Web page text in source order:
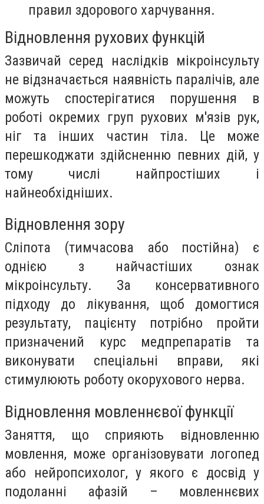
правил здорового харчування.
Відновлення рухових функцій
Зазвичай серед наслідків мікроінсульту
не відзначається наявність паралічів, але
можуть спостерігатися порушення в
роботі окремих груп рухових м'язів рук,
ніг та інших частин тіла. Це може
перешкоджати здійсненню певних дій, у
тому числі найпростіших і
найнеобхідніших.
Відновлення зору
Сліпота (тимчасова або постійна) є
однією з найчастіших ознак
мікроінсульту. За консервативного
підходу до лікування, щоб домогтися
результату, пацієнту потрібно пройти
призначений курс медпрепаратів та
виконувати спеціальні вправи, які
стимулюють роботу окорухового нерва.
Відновлення мовленнєвої функції
Заняття, що сприяють відновленню
мовлення, може організовувати логопед
або нейропсихолог, у якого є досвід у
подоланні афазій – мовленнєвих